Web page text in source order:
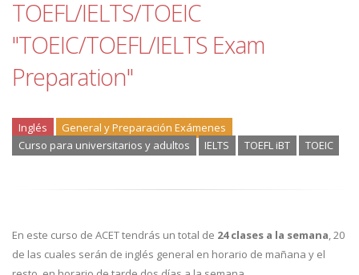
TOEFL/IELTS/TOEIC
"TOEIC/TOEFL/IELTS Exam
Preparation"
Inglés
General y Preparación Exámenes
Curso para universitarios y adultos
IELTS TOEFL iBT TOEIC
En este curso de ACET tendrás un total de 24 clases a la semana, 20
de las cuales serán de inglés general en horario de mañana y el